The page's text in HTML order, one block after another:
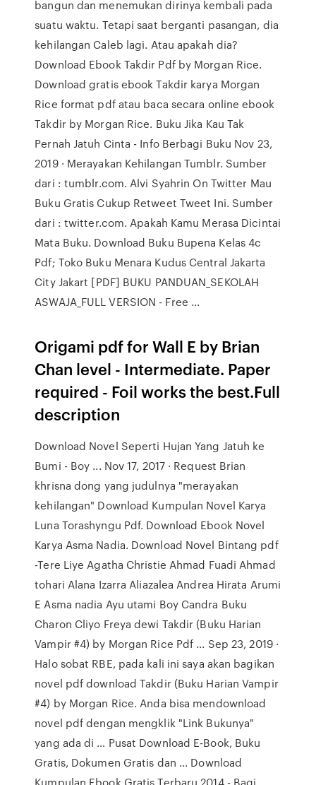
bangun dan menemukan dirinya kembali pada
suatu waktu. Tetapi saat berganti pasangan, dia
kehilangan Caleb lagi. Atau apakah dia?
Download Ebook Takdir Pdf by Morgan Rice.
Download gratis ebook Takdir karya Morgan
Rice format pdf atau baca secara online ebook
Takdir by Morgan Rice. Buku Jika Kau Tak
Pernah Jatuh Cinta - Info Berbagi Buku Nov 23,
2019 · Merayakan Kehilangan Tumblr. Sumber
dari : tumblr.com. Alvi Syahrin On Twitter Mau
Buku Gratis Cukup Retweet Tweet Ini. Sumber
dari : twitter.com. Apakah Kamu Merasa Dicintai
Mata Buku. Download Buku Bupena Kelas 4c
Pdf; Toko Buku Menara Kudus Central Jakarta
City Jakart [PDF] BUKU PANDUAN_SEKOLAH
ASWAJA_FULL VERSION - Free ...
Origami pdf for Wall E by Brian
Chan level - Intermediate. Paper
required - Foil works the best.Full
description
Download Novel Seperti Hujan Yang Jatuh ke
Bumi - Boy ... Nov 17, 2017 · Request Brian
khrisna dong yang judulnya "merayakan
kehilangan" Download Kumpulan Novel Karya
Luna Torashyngu Pdf. Download Ebook Novel
Karya Asma Nadia. Download Novel Bintang pdf
-Tere Liye Agatha Christie Ahmad Fuadi Ahmad
tohari Alana Izarra Aliazalea Andrea Hirata Arumi
E Asma nadia Ayu utami Boy Candra Buku
Charon Cliyo Freya dewi Takdir (Buku Harian
Vampir #4) by Morgan Rice Pdf ... Sep 23, 2019 ·
Halo sobat RBE, pada kali ini saya akan bagikan
novel pdf download Takdir (Buku Harian Vampir
#4) by Morgan Rice. Anda bisa mendownload
novel pdf dengan mengklik "Link Bukunya"
yang ada di … Pusat Download E-Book, Buku
Gratis, Dokumen Gratis dan ... Download
Kumpulan Ebook Gratis Terbaru 2014 - Bagi